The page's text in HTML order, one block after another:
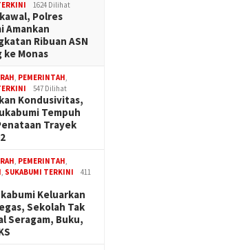
1624 Dilihat
Polres
Amankan
Ribuan ASN
ke Monas
, PEMERINTAH,
547 Dilihat
Kondusivitas,
Tempuh
Trayek
, PEMERINTAH,
, SUKABUMI TERKINI
411
Keluarkan
Sekolah Tak
Seragam, Buku,